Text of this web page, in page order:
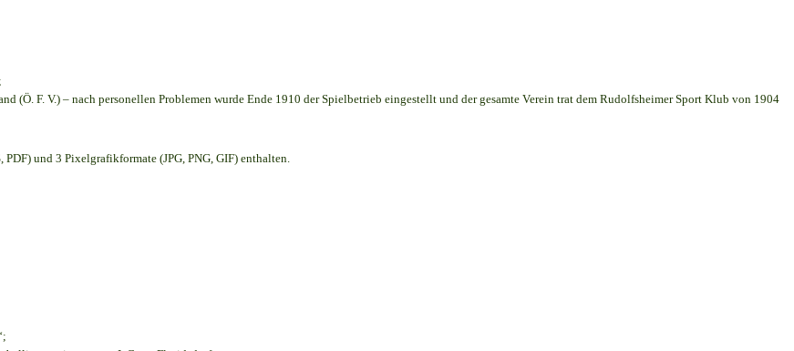
(Ö. F. V.) – nach personellen Problemen wurde Ende 1910 der Spielbetrieb eingestellt und der gesamte Verein trat dem Rudolfsheimer Sport Klub von 1904
und 3 Pixelgrafikformate (JPG, PNG, GIF) enthalten.